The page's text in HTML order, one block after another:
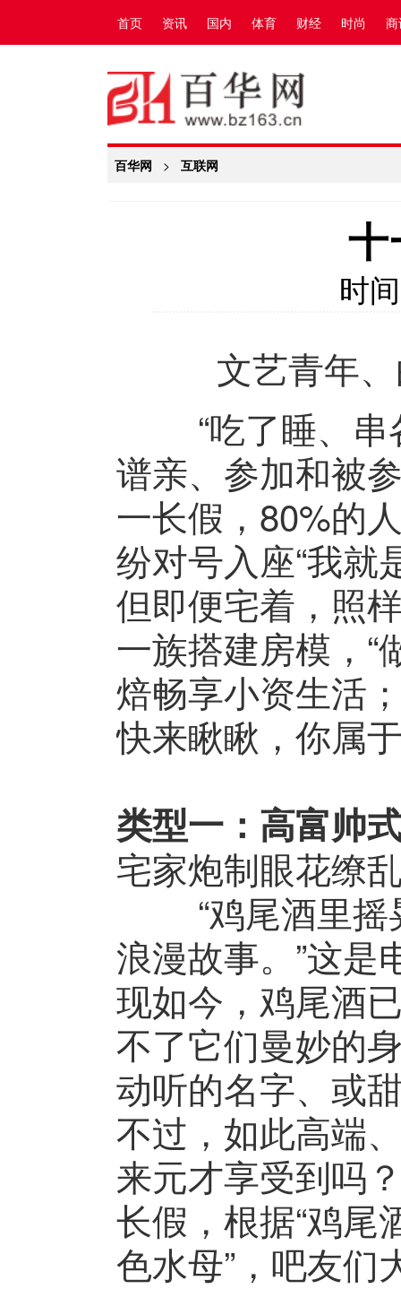
首页 资讯 国内 体育 财经 时尚
百华网 > 互联网
十
时
文艺青年
“吃了睡、串
谱亲、参加和被
一长假，80%的
纷对号入座“我就
但即便宅着，照
一族搭建房模，“
焙畅享小资生活
快来瞅瞅，你属
类型一：高富帅
宅家炮制眼花缭
“鸡尾酒里摇
浪漫故事。”这是
现如今，鸡尾酒
不了它们曼妙的
动听的名字、或
不过，如此高端
来元才享受到吗
长假，根据“鸡尾
色水母”，吧友们